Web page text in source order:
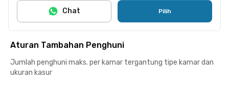
Pilih
Chat
Aturan Tambahan Penghuni
Jumlah penghuni maks. per kamar tergantung tipe kamar dan
ukuran kasur